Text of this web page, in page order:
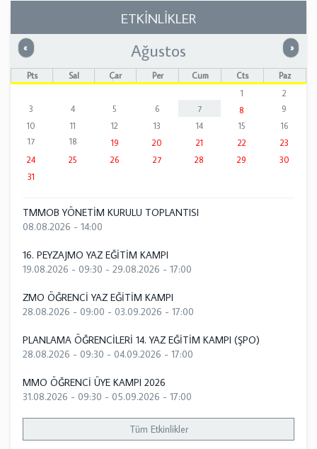
ETKİNLİKLER
« Önceki »
Ağustos
Pts Sal Çar Per Cum Cts
Paz
1
2
3
4 5 6 7 8
9
10
11 12 13 14 15
16
17
18 19 20 21 22
23
24
25 26 27 28 29
30
31
TMMOB YÖNETİM KURULU TOPLANTISI
08.08.2026 - 14:00
16. PEYZAJMO YAZ EĞİTİM KAMPI
19.08.2026 - 09:30 - 29.08.2026 - 17:00
ZMO ÖĞRENCİ YAZ EĞİTİM KAMPI
28.08.2026 - 09:00 - 03.09.2026 - 17:00
PLANLAMA ÖĞRENCİLERİ 14. YAZ EĞİTİM KAMPI (ŞPO)
28.08.2026 - 09:30 - 04.09.2026 - 17:00
MMO ÖĞRENCİ ÜYE KAMPI 2026
31.08.2026 - 09:30 - 05.09.2026 - 17:00
Tüm Etkinlikler